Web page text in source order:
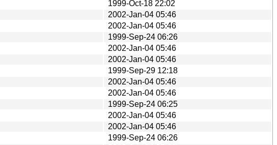
1999-Oct-18 22:02
2002-Jan-04 05:46
2002-Jan-04 05:46
1999-Sep-24 06:26
2002-Jan-04 05:46
2002-Jan-04 05:46
1999-Sep-29 12:18
2002-Jan-04 05:46
2002-Jan-04 05:46
1999-Sep-24 06:25
2002-Jan-04 05:46
2002-Jan-04 05:46
1999-Sep-24 06:26